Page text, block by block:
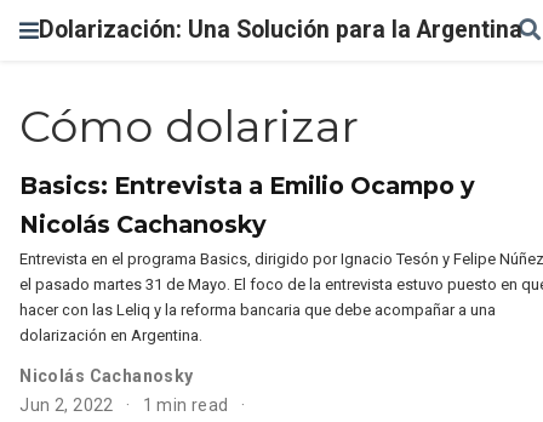
Dolarización: Una Solución para la Argentina
Cómo dolarizar
Basics: Entrevista a Emilio Ocampo y
Nicolás Cachanosky
Entrevista en el programa Basics, dirigido por Ignacio Tesón y Felipe
el pasado martes 31 de Mayo. El foco de la entrevista estuvo puesto en
hacer con las Leliq y la reforma bancaria que debe acompañar a una
dolarización en Argentina.
Nicolás Cachanosky
Jun 2, 2022
1 min read